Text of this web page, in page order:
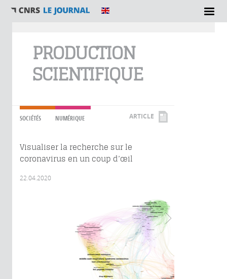
PRODUCTION
SCIENTIFIQUE
SOCIÉTÉS NUMÉRIQUE ARTICLE
Visualiser la recherche sur le
coronavirus en un coup d’œil
22.04.2020